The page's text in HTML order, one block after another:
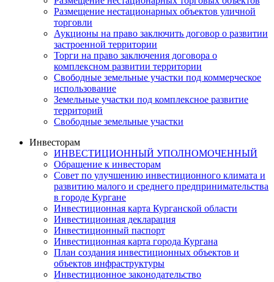
Размещение нестационарных объектов уличной
торговли
Аукционы на право заключить договор о развитии
застроенной территории
Торги на право заключения договора о
комплексном развитии территории
Свободные земельные участки под коммерческое
использование
Земельные участки под комплексное развитие
территорий
Свободные земельные участки
Инвесторам
ИНВЕСТИЦИОННЫЙ УПОЛНОМОЧЕННЫЙ
Обращение к инвесторам
Совет по улучшению инвестиционного климата и
развитию малого и среднего предпринимательства
в городе Кургане
Инвестиционная карта Курганской области
Инвестиционная декларация
Инвестиционный паспорт
Инвестиционная карта города Кургана
План создания инвестиционных объектов и
объектов инфраструктуры
Инвестиционное законодательство